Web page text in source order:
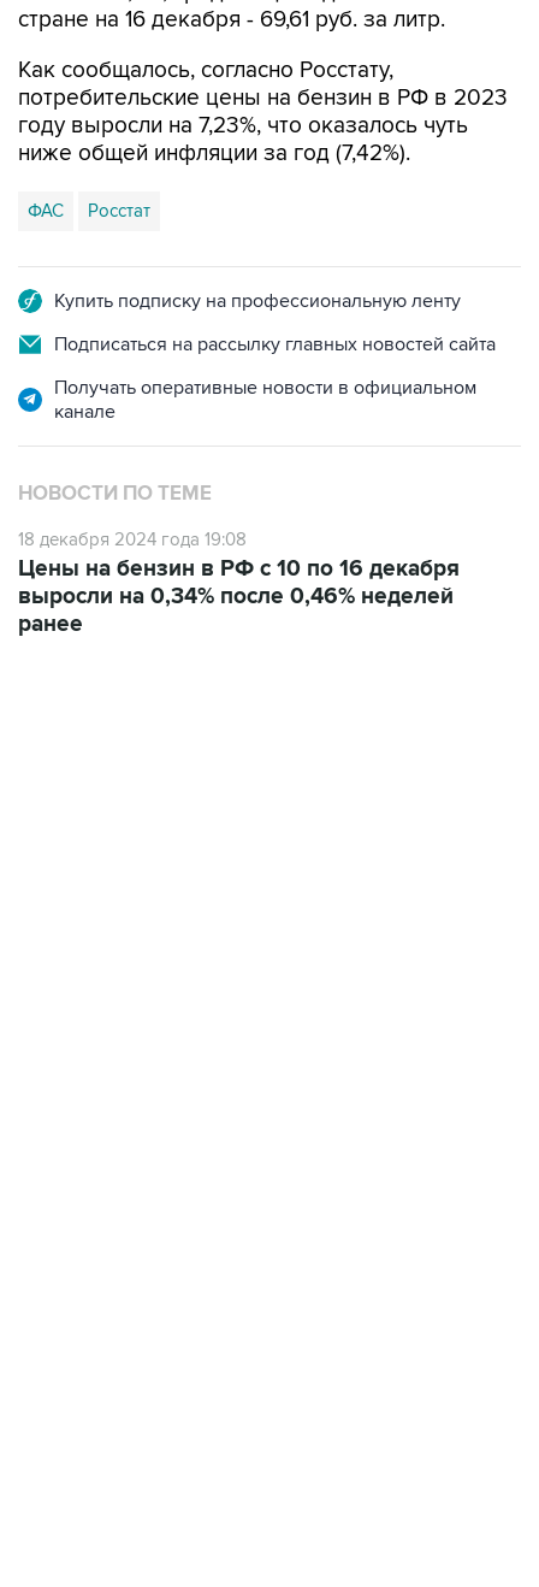
стране на 16 декабря - 69,61 руб. за литр.
Как сообщалось, согласно Росстату,
потребительские цены на бензин в РФ в 2023
году выросли на 7,23%, что оказалось чуть
ниже общей инфляции за год (7,42%).
ФАС Росстат
Купить подписку на профессиональную ленту
Подписаться на рассылку главных новостей сайта
Получать оперативные новости в официальном
канале
НОВОСТИ ПО ТЕМЕ
18 декабря 2024 года 19:08
Цены на бензин в РФ с 10 по 16 декабря
выросли на 0,34% после 0,46% неделей
ранее